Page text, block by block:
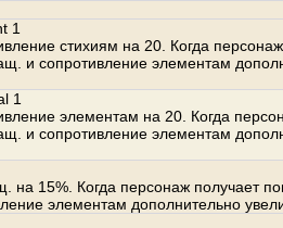
1
стихиям на 20. Когда
и сопротивление элементам
1
элементам на 20. Когда
и сопротивление элементам
на 15%. Когда персонаж получает
элементам дополнительно